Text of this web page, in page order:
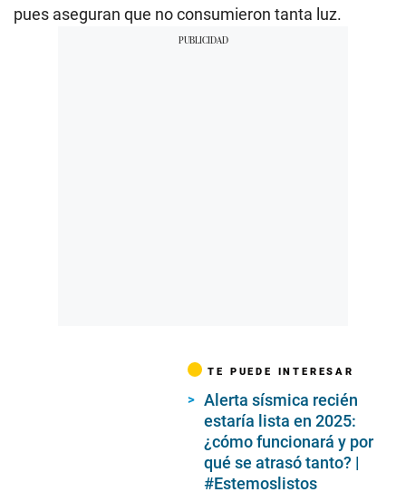
pues aseguran que no consumieron tanta luz.
TE PUEDE INTERESAR
Alerta sísmica recién
estaría lista en 2025:
¿cómo funcionará y por
qué se atrasó tanto? |
#Estemoslistos